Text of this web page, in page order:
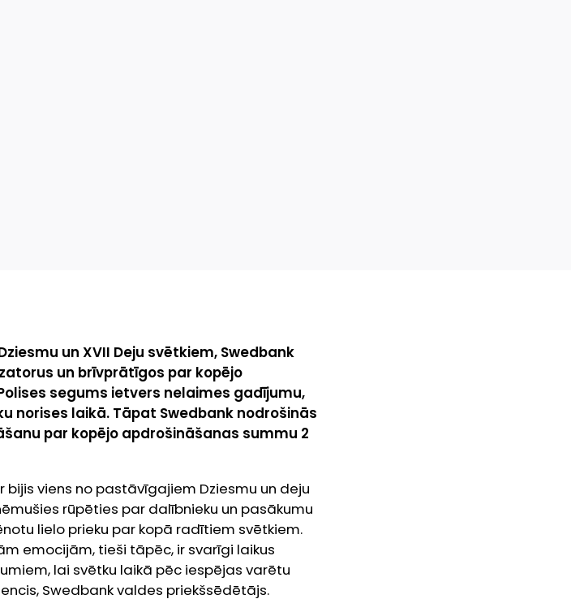
un XVII Deju svētkiem, Swedbank
un brīvprātīgos par kopējo
segums ietvers nelaimes gadījumu,
norises laikā. Tāpat Swedbank nodrošinās
par kopējo apdrošināšanas summu 2
viens no pastāvīgajiem Dziesmu un deju
rūpēties par dalībnieku un pasākumu
lielo prieku par kopā radītiem svētkiem.
emocijām, tieši tāpēc, ir svarīgi laikus
lai svētku laikā pēc iespējas varētu
Swedbank valdes priekšsēdētājs.